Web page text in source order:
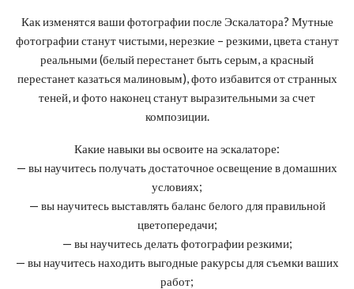
Как изменятся ваши фотографии после Эскалатора? Мутные
фотографии станут чистыми, нерезкие – резкими, цвета станут
реальными (белый перестанет быть серым, а красный
перестанет казаться малиновым), фото избавится от странных
теней, и фото наконец станут выразительными за счет
композиции.
Какие навыки вы освоите на эскалаторе:
— вы научитесь получать достаточное освещение в домашних
условиях;
— вы научитесь выставлять баланс белого для правильной
цветопередачи;
— вы научитесь делать фотографии резкими;
— вы научитесь находить выгодные ракурсы для съемки ваших
работ;